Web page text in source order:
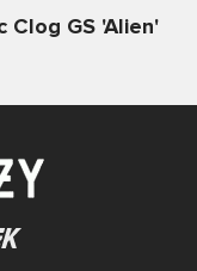
Clog GS 'Alien'